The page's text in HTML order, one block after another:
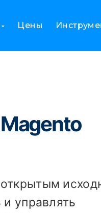
Цены
управлять